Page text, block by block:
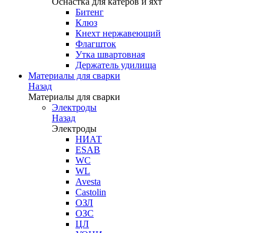
Битенг
Клюз
Кнехт нержавеющий
Флагшток
Утка швартовная
Держатель удилища
Материалы для сварки
Назад
Материалы для сварки
Электроды
Назад
Электроды
НИАТ
ESAB
WC
WL
Avesta
Castolin
ОЗЛ
ОЗС
ЦЛ